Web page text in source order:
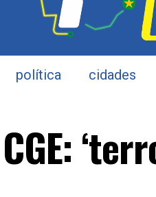
política cidades